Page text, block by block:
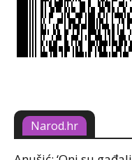
Narod.hr